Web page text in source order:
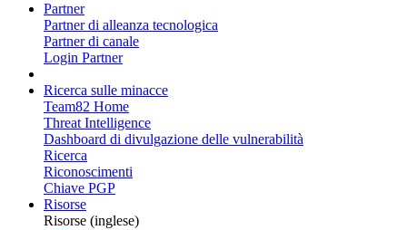
Partner
Partner di alleanza tecnologica
Partner di canale
Login Partner
Ricerca sulle minacce
Team82 Home
Threat Intelligence
Dashboard di divulgazione delle vulnerabilità
Ricerca
Riconoscimenti
Chiave PGP
Risorse
Risorse (inglese)